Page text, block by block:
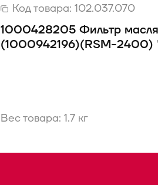
Код товара: 102.037.070
1000428205 Фильтр
(1000942196)(RSM-2400)
Вес товара: 1.7 кг